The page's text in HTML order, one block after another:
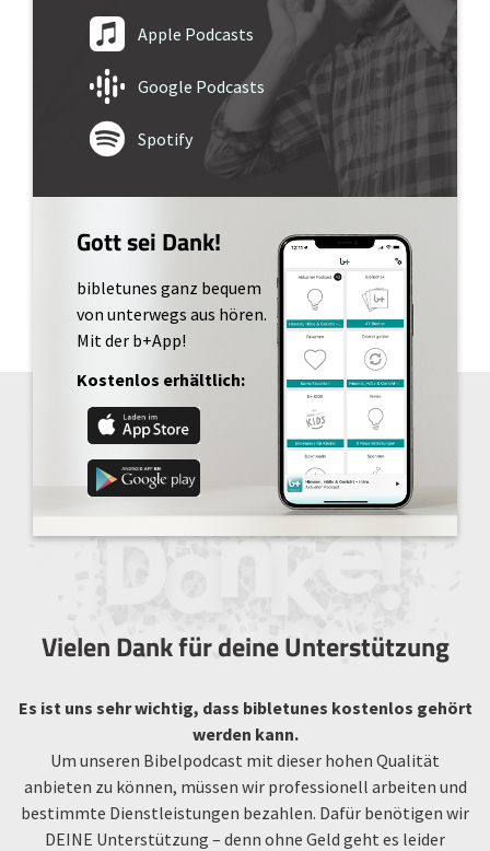
Apple Podcasts
Google Podcasts
Spotify
Gott sei Dank!
bibletunes ganz bequem
von unterwegs aus hören.
Mit der b+App!
Kostenlos erhältlich:
Vielen Dank für deine Unterstützung
Es ist uns sehr wichtig, dass bibletunes kostenlos gehört
werden kann.
Um unseren Bibelpodcast mit dieser hohen Qualität
anbieten zu können, müssen wir professionell arbeiten und
bestimmte Dienstleistungen bezahlen. Dafür benötigen wir
DEINE Unterstützung – denn ohne Geld geht es leider